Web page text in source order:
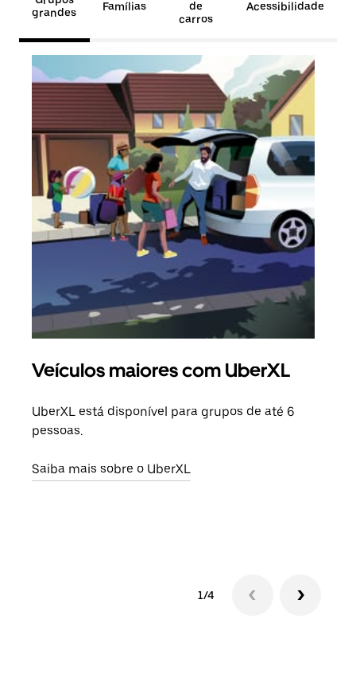
grandes
Famílias
de
carros
Acessibilidade
Veículos maiores com UberXL
UberXL está disponível para grupos de até 6
pessoas.
Saiba mais sobre o UberXL
1/4